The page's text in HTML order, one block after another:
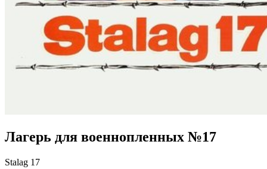
Лагерь для военнопленных №17
Stalag 17